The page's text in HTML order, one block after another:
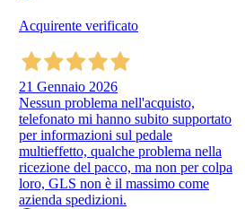
Acquirente verificato
21 Gennaio 2026
Nessun problema nell'acquisto,
telefonato mi hanno subito supportato
per informazioni sul pedale
multieffetto, qualche problema nella
ricezione del pacco, ma non per colpa
loro, GLS non è il massimo come
azienda spedizioni.